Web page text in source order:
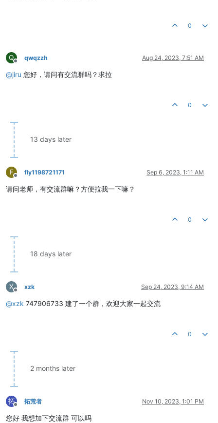
0
Q
Offline
qwqzzh Aug 24, 2023, 7:51 AM
@jiru 您好，请问有交流群吗？求拉
0
13 days later
F
Offline
fly1198721171 Sep 6, 2023, 1:11 AM
请问老师，有交流群嘛？方便拉我一下嘛？
0
18 days later
X
Offline
xzk Sep 24, 2023, 9:14 AM
@xzk 747906733 建了一个群，欢迎大家一起交流
0
2 months later
拓
Offline
拓荒者 Nov 10, 2023, 1:01 PM
您好 我想加下交流群 可以吗